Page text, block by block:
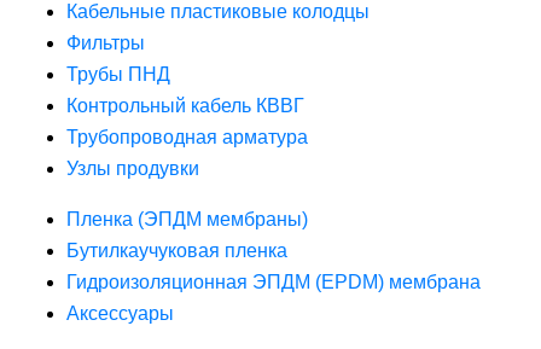
Кабельные пластиковые колодцы
Фильтры
Трубы ПНД
Контрольный кабель КВВГ
Трубопроводная арматура
Узлы продувки
Пленка (ЭПДМ мембраны)
Бутилкаучуковая пленка
Гидроизоляционная ЭПДМ (EPDM) мембрана
Аксессуары